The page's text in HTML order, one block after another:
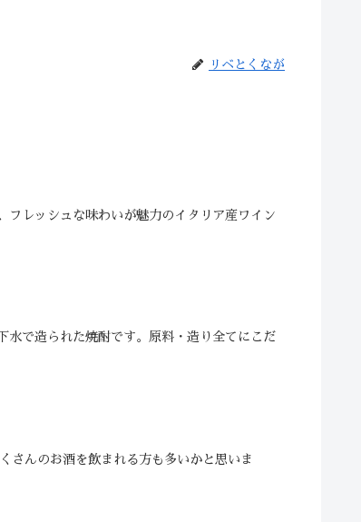
リベとくなが
フレッシュな味わいが魅力のイタリア産ワイン
水で造られた焼酎です。原料・造り全てにこだ
さんのお酒を飲まれる方も多いかと思いま